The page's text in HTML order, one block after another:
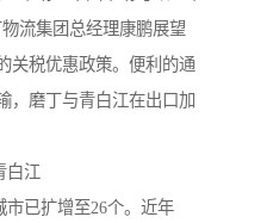
流集团总经理康鹏展望
关税优惠政策。便利的通
，磨丁与青白江在出口加
白江
市已扩增至26个。近年